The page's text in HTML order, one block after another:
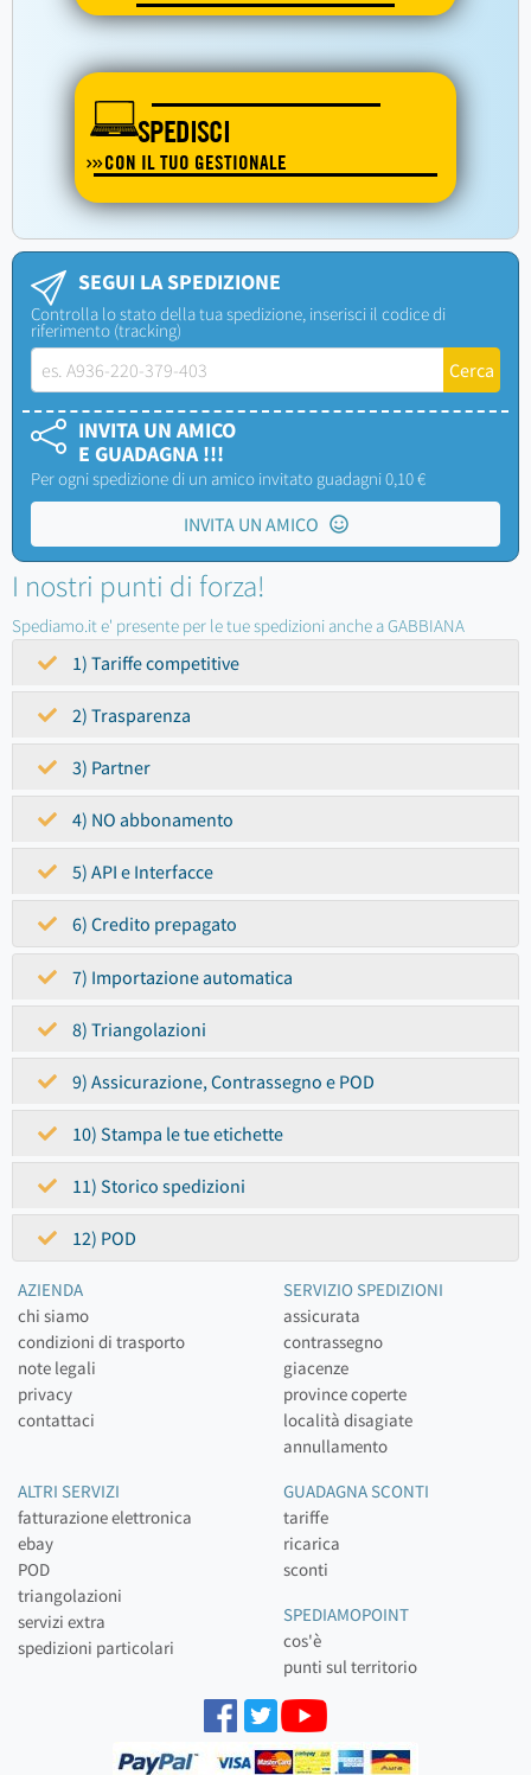
SPEDISCI
CON IL TUO GESTIONALE
SEGUI LA SPEDIZIONE
Controlla lo stato della tua spedizione, inserisci il codice di
riferimento (tracking)
INVITA UN AMICO
E GUADAGNA !!!
Per ogni spedizione di un amico invitato guadagni 0,10 €
INVITA UN AMICO
I nostri punti di forza!
Spediamo.it e' presente per le tue spedizioni anche a GABBIANA
1) Tariffe competitive
2) Trasparenza
3) Partner
4) NO abbonamento
5) API e Interfacce
6) Credito prepagato
7) Importazione automatica
8) Triangolazioni
9) Assicurazione, Contrassegno e POD
10) Stampa le tue etichette
11) Storico spedizioni
12) POD
AZIENDA
chi siamo
condizioni di trasporto
note legali
privacy
contattaci
SERVIZIO SPEDIZIONI
assicurata
contrassegno
giacenze
province coperte
località disagiate
annullamento
ALTRI SERVIZI
fatturazione elettronica
ebay
POD
triangolazioni
servizi extra
spedizioni particolari
GUADAGNA SCONTI
tariffe
ricarica
sconti
SPEDIAMOPOINT
cos'è
punti sul territorio